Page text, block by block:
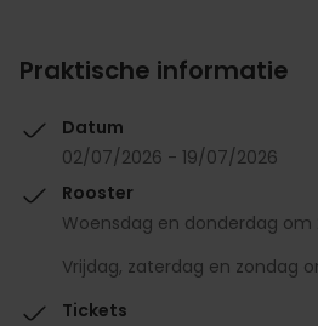
Praktische informatie
Datum
02/07/2026 - 19/07/2026
Rooster
Woensdag en donderdag om
Vrijdag, zaterdag en zondag
Tickets